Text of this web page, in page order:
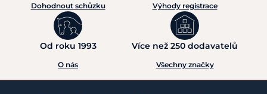
Dohodnout schůzku Výhody registrace
Od roku 1993
O nás
Více než 250 dodavatelů
Všechny značky